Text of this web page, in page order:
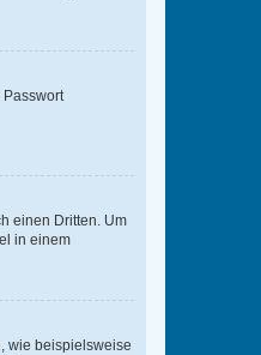
Passwort
einen Dritten. Um
in einem
wie beispielsweise